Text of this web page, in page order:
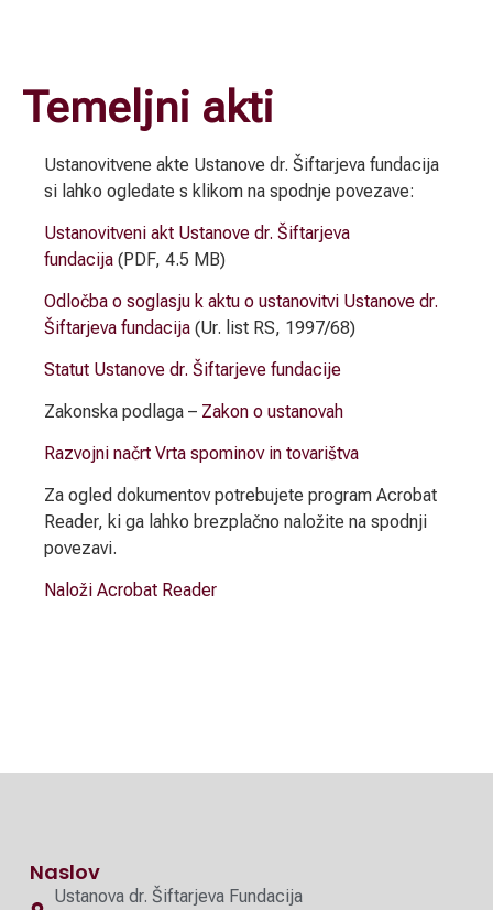
Temeljni akti
Ustanovitvene akte Ustanove dr. Šiftarjeva fundacija
si lahko ogledate s klikom na spodnje povezave:
Ustanovitveni akt Ustanove dr. Šiftarjeva
fundacija (PDF, 4.5 MB)
Odločba o soglasju k aktu o ustanovitvi Ustanove dr.
Šiftarjeva fundacija (Ur. list RS, 1997/68)
Statut Ustanove dr. Šiftarjeve fundacije
Zakonska podlaga – Zakon o ustanovah
Razvojni načrt Vrta spominov in tovarištva
Za ogled dokumentov potrebujete program Acrobat
Reader, ki ga lahko brezplačno naložite na spodnji
povezavi.
Naloži Acrobat Reader
Naslov
Ustanova dr. Šiftarjeva Fundacija